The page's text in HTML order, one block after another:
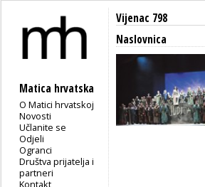
Matica hrvatska
O Matici hrvatskoj
Novosti
Učlanite se
Odjeli
Ogranci
Društva prijatelja i
partneri
Kontakt
Vijenac 798
Naslovnica